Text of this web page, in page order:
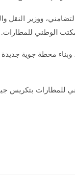
ووزير النقل
الوطني للمطارات.
الوطني للمطارات